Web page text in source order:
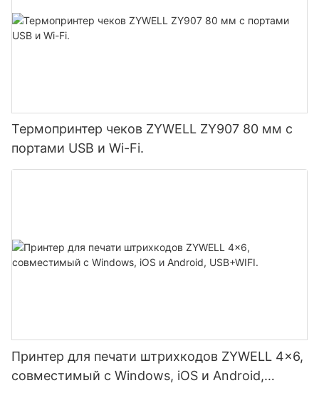
Термопринтер чеков ZYWELL ZY907 80 мм с
портами USB и Wi-Fi.
Принтер для печати штрихкодов ZYWELL 4x6,
совместимый с Windows, iOS и Android,